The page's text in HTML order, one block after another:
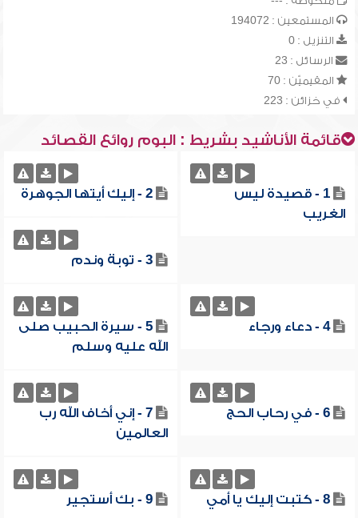
المستمعين : 194072
التنزيل : 0
الرسائل : 23
المقيميّن : 70
في خزائن : 223
قائمة الأناشيد بشريط : البوم روائع القصائد
1 - قصيدة ليس
الغريب
2 - إليك أيتها الجوهرة
3 - توبة وندم
4 - دعاء ورجاء
5 - سيرة الحبيب صلى
الله عليه وسلم
6 - في رحاب الحج
7 - إني أخاف الله رب
العالمين
8 - كتبت إليك يا أمي 9 - بك أستجير